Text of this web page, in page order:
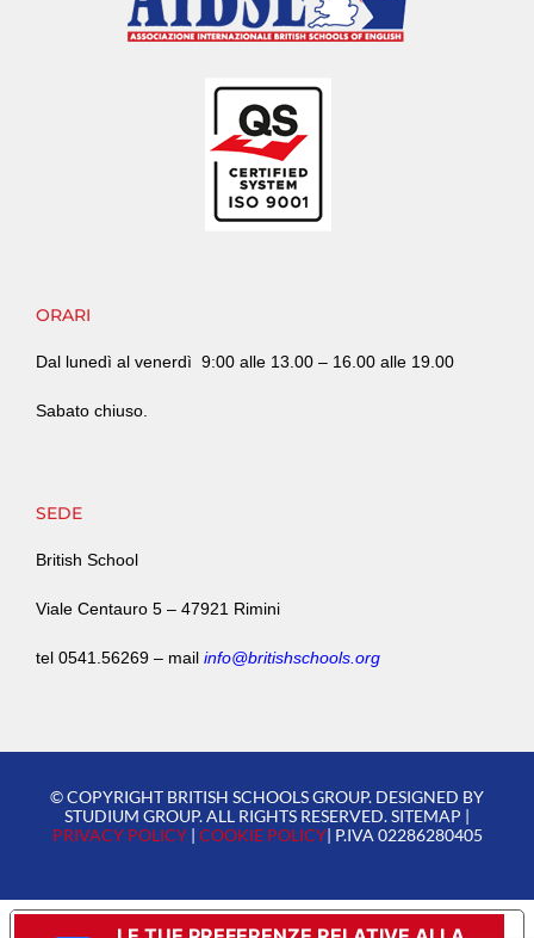
SEDE
British School
Viale Centauro 5 – 47921 Rimini
tel 0541.56269 – mail info@britishschools.org
ORARI
Dal lunedì al venerdì 9:00 alle 13.00 – 16.00 alle 19.00
Sabato chiuso.
© COPYRIGHT BRITISH SCHOOLS GROUP. DESIGNED BY
STUDIUM GROUP. ALL RIGHTS RESERVED. SITEMAP |
PRIVACY POLICY| COOKIE POLICY| P.IVA 02286280405